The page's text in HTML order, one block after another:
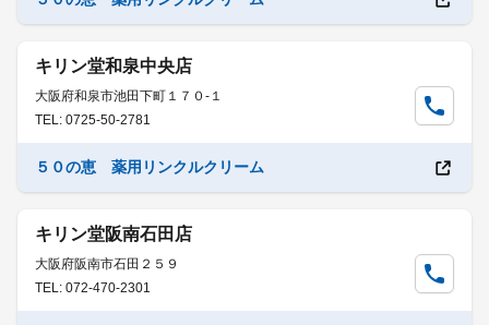
キリン堂和泉中央店
大阪府和泉市池田下町１７０-１
TEL: 0725-50-2781
５０の恵 薬用リンクルクリーム
キリン堂阪南石田店
大阪府阪南市石田２５９
TEL: 072-470-2301